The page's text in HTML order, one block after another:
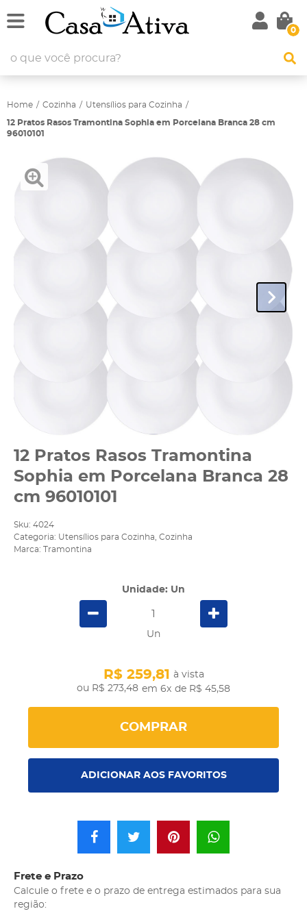
0
Home Cozinha Utensílios para Cozinha
12 Pratos Rasos Tramontina Sophia em Porcelana Branca 28 cm
96010101
12 Pratos Rasos Tramontina
Sophia em Porcelana Branca 28
cm 96010101
Sku: 4024
Categoria: Utensílios para Cozinha Cozinha
Marca:
Tramontina
Unidade: Un
Un
R$ 273,48
R$ 259,81
à vista
em 6x de R$ 45,58
COMPRAR
ADICIONAR AOS FAVORITOS
Frete e Prazo
Calcule o frete e o prazo de entrega estimados para sua
região: